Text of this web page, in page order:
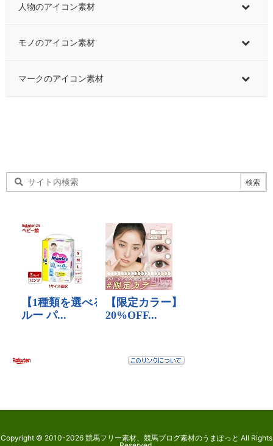
人物のアイコン素材
モノのアイコン素材
マークのアイコン素材
Copyright © 2010-2026 競馬フリー素材、競馬ブログ素材のうまぽっと All Rights